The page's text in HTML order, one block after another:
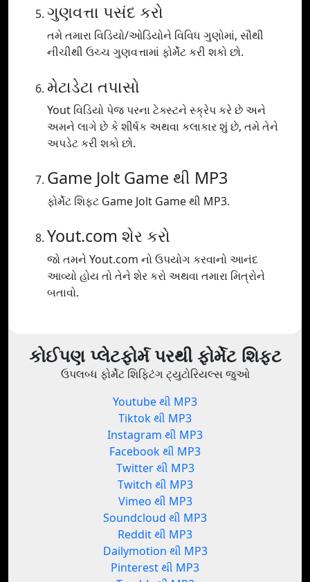
ગુણવત્તા પસંદ કરો
તમે તમારા વિડિયો/ઓડિયોને વિવિધ ગુણોમાં, સૌથી
નીચીથી ઉચ્ચ ગુણવત્તામાં ફોર્મેટ કરી શકો છો.
મેટાડેટા તપાસો
Yout વિડિયો પેજ પરના ટેક્સ્ટને સ્ક્રેપ કરે છે અને
અમને લાગે છે કે શીર્ષક અથવા કલાકાર શું છે, તમે તેને
અપડેટ કરી શકો છો.
Game Jolt Game થી MP3
ફોર્મેટ શિફ્ટ Game Jolt Game થી MP3.
Yout.com શેર કરો
જો તમને Yout.com નો ઉપયોગ કરવાનો આનંદ
આવ્યો હોય તો તેને શેર કરો અથવા તમારા મિત્રોને
બતાવો.
કોઈપણ પ્લેટફોર્મ પરથી ફોર્મેટ શિફ્ટ
ઉપલબ્ધ ફોર્મેટ શિફ્ટિંગ ટ્યુટોરિયલ્સ જુઓ
Youtube થી MP3
Tiktok થી MP3
Instagram થી MP3
Facebook થી MP3
Twitter થી MP3
Twitch થી MP3
Vimeo થી MP3
Soundcloud થી MP3
Reddit થી MP3
Dailymotion થી MP3
Pinterest થી MP3